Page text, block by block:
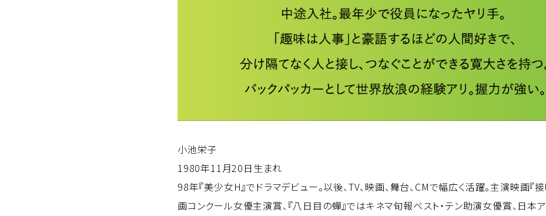
小池栄子
1980年11月20日生まれ
98年『美少女H』でドラマデビュー。以後、TV、映画、舞台、CMで幅広く活躍。主演映画『
画コンクール女優主演賞、『八日目の蟬』ではキネマ旬報ベスト・テン助演女優賞、日本